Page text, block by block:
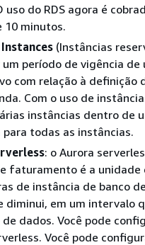
uso do RDS agora é
10 minutos.
(Instâncias
período de vigência
com relação à definição
Com o uso de
instâncias dentro de
para todas as instâncias.
: o Aurora
faturamento é a unidade
de instância de banco
diminui, em um intervalo
de dados. Você pode
Você pode